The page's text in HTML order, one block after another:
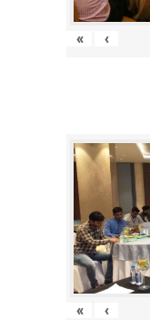
« ‹
« ‹